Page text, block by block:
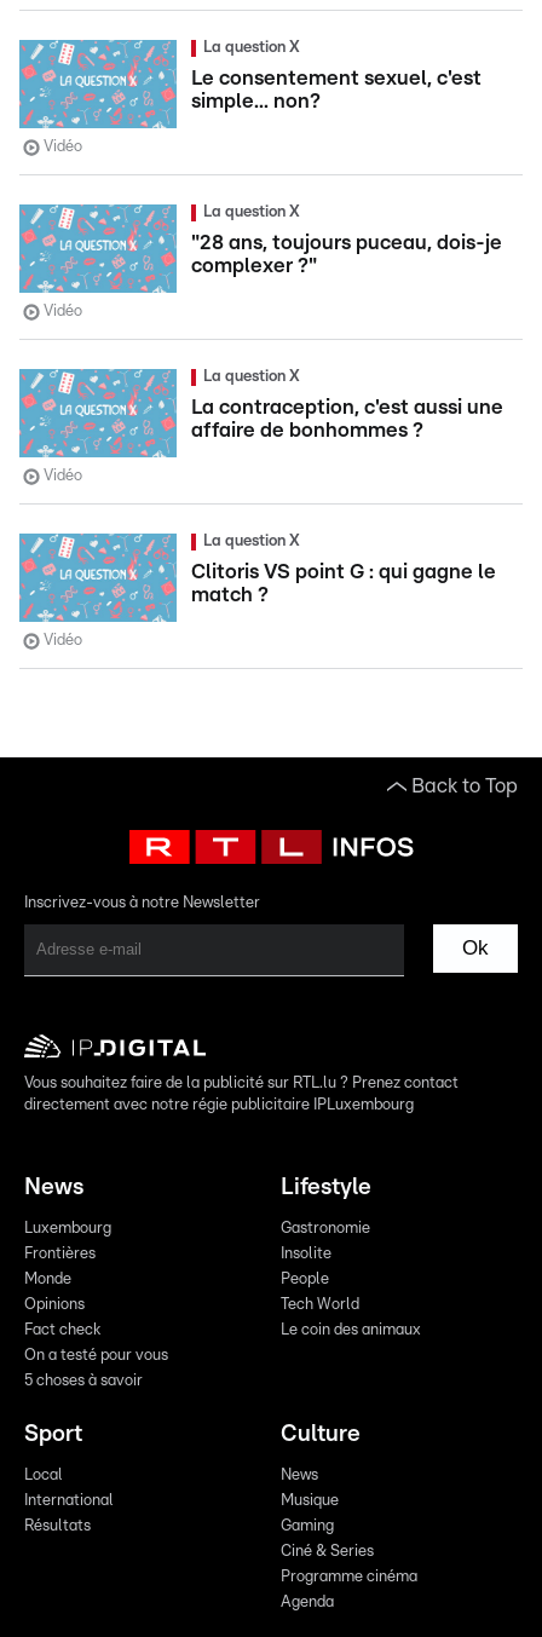
La question X
Le consentement sexuel, c'est
simple... non?
Vidéo
La question X
"28 ans, toujours puceau, dois-je
complexer ?"
Vidéo
La question X
La contraception, c'est aussi une
affaire de bonhommes ?
Vidéo
La question X
Clitoris VS point G : qui gagne le
match ?
Vidéo
Back to Top
Inscrivez-vous à notre Newsletter
Ok
Vous souhaitez faire de la publicité sur RTL.lu ? Prenez contact
directement avec notre régie publicitaire IPLuxembourg
News
Luxembourg
Frontières
Monde
Opinions
Fact check
On a testé pour vous
5 choses à savoir
Lifestyle
Gastronomie
Insolite
People
Tech World
Le coin des animaux
Sport
Local
International
Résultats
Culture
News
Musique
Gaming
Ciné & Series
Programme cinéma
Agenda